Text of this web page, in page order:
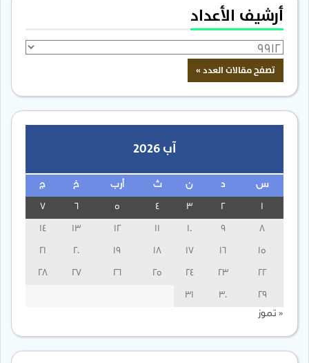
أرشيف الأعداد
آب 2026
س ن ث أرب خ ج
3
13
14
15
17
18
19
20
23
24
25
27
28
29
30
31
« تموز